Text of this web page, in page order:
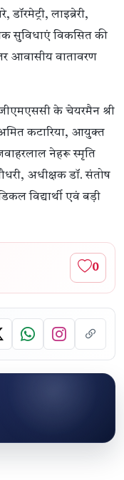
लाइब्रेरी,
सुविधाएं विकसित की
आवासीय वातावरण
के चेयरमैन श्री
कटारिया, आयुक्त
नेहरू स्मृति
अधीक्षक डॉ. संतोष
विद्यार्थी एवं बड़ी
0